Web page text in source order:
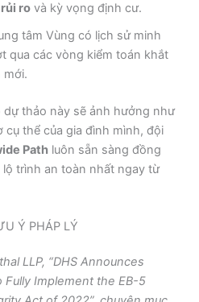
ro và kỳ vọng định cư.
tâm Vùng có lịch sử minh
qua các vòng kiểm toán khắt
mới.
dự thảo này sẽ ảnh hưởng như
cụ thể của gia đình mình, đội
Path luôn sẵn sàng đồng
trình an toàn nhất ngay từ
Ý PHÁP LÝ
LLP, “DHS Announces
Fully Implement the EB-5